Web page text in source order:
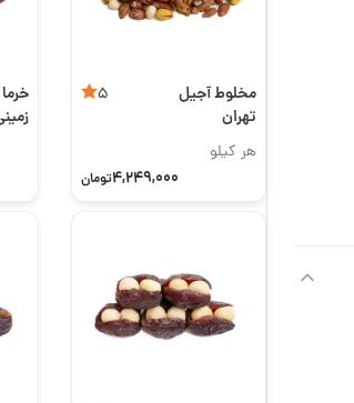
مخلوط آجیل
تهران
5
هر کیلو
4,249,000تومان